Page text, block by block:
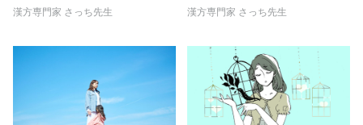
漢方専門家 さっち先生 漢方専門家 さっち先生